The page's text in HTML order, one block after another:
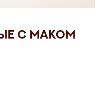
с маком